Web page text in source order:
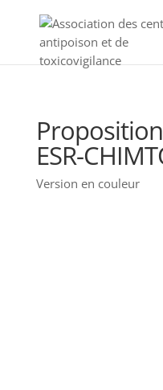
ESR-
Version en couleur